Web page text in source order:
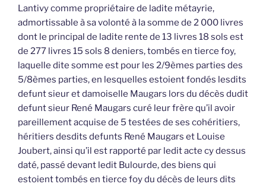
Lantivy comme propriétaire de ladite métayrie,
admortissable à sa volonté à la somme de 2 000 livres
dont le principal de ladite rente de 13 livres 18 sols est
de 277 livres 15 sols 8 deniers, tombés en tierce foy,
laquelle dite somme est pour les 2/9èmes parties des
5/8èmes parties, en lesquelles estoient fondés lesdits
defunt sieur et damoiselle Maugars lors du décès dudit
defunt sieur René Maugars curé leur frère qu’il avoir
pareillement acquise de 5 testées de ses cohéritiers,
héritiers desdits defunts René Maugars et Louise
Joubert, ainsi qu’il est rapporté par ledit acte cy dessus
daté, passé devant ledit Bulourde, des biens qui
estoient tombés en tierce foy du décès de leurs dits